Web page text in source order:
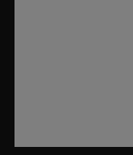
Beherrschung